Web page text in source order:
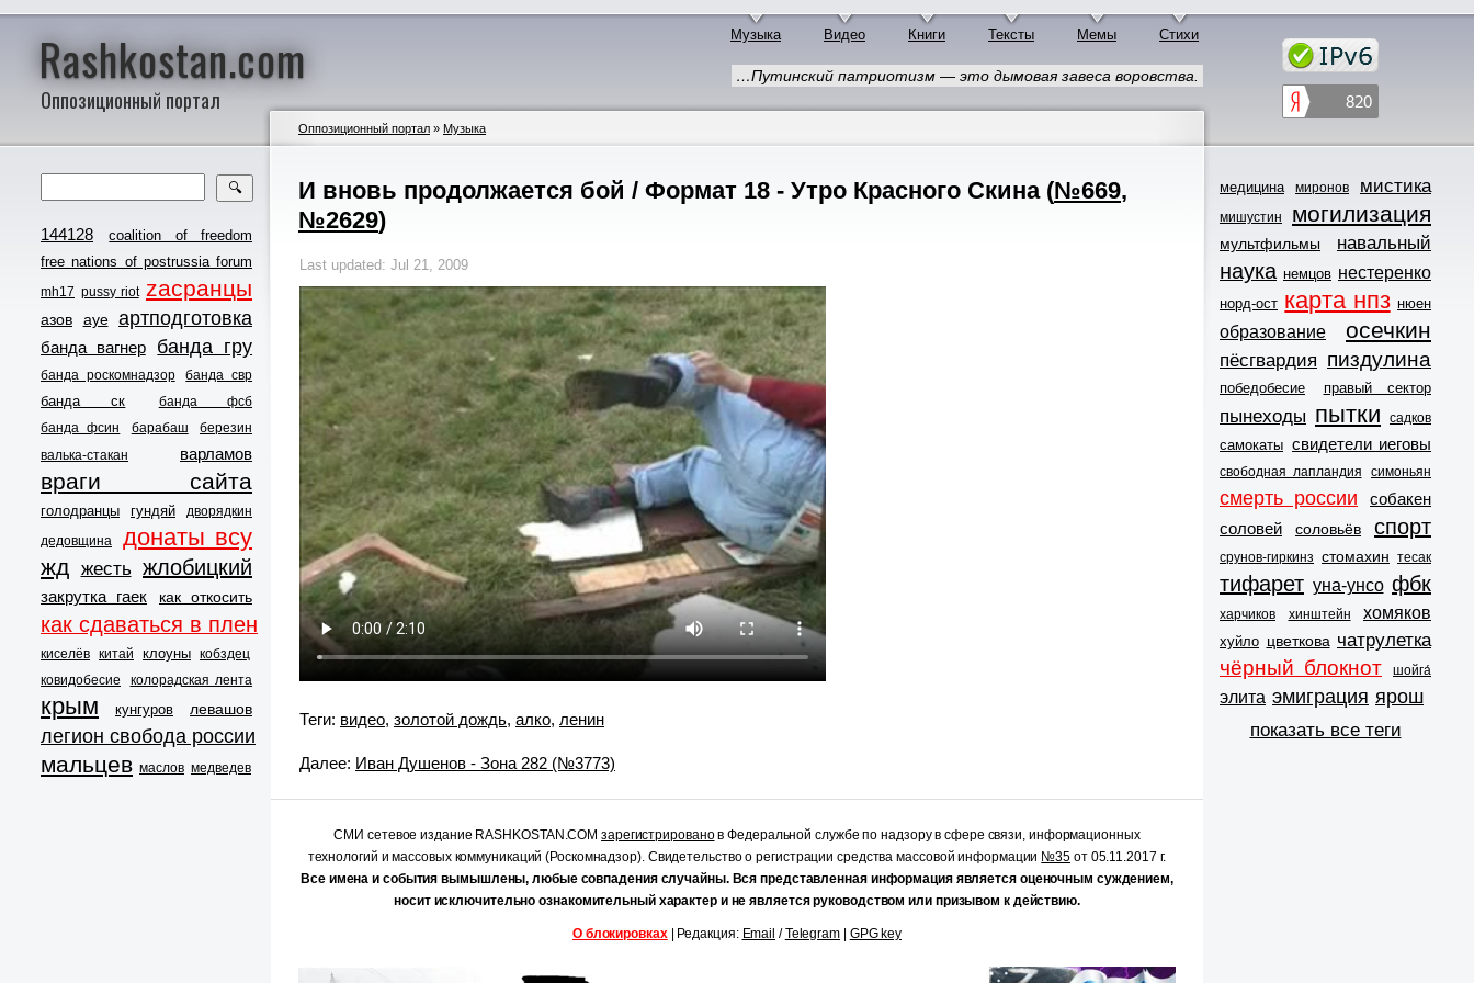
Rashkostan.com
Оппозиционный портал
Музыка Видео Книги Тексты Мемы Стихи
🔍
144128
coalition of freedom
free nations of postrussia forum
mh17 pussy riot zасранцы
азов ауе артподготовка
банда вагнер банда гру
банда роскомнадзор банда свр
банда ск
банда фсб
банда фсин
барабаш
березин
валька-стакан
варламов
враги сайта
голодранцы гундяй
дворядкин
дедовщина
донаты всу
жд жесть жлобицкий
закрутка гаек как откосить
как сдаваться в плен
киселёв китай клоуны кобздец
ковидобесие
колорадская лента
крым кунгуров левашов
легион свобода россии
мальцев маслов медведев
…Путинский патриотизм — это дымовая завеса воровства.
Оппозиционный портал » Музыка
И вновь продолжается бой / Формат 18 - Утро Красного Cкинa (№669,
№2629)
Last updated: Jul 21, 2009
Теги: видео, золотой дождь, алко, ленин
Далее: Иван Душенов - Зона 282 (№3773)
СМИ сетевое издание RASHKOSTAN.COMзарегистрированов Федеральной службе по надзору в сфере связи, информационных
технологий и массовых коммуникаций (Роскомнадзор). Свидетельство о регистрации средства массовой информации №35от 05.11.2017 г.
Все имена и события вымышлены, любые совпадения случайны. Вся представленная информация является оценочным суждением,
носит исключительно ознакомительный характер и не является руководством или призывом к действию.
О блокировках| Редакция: Email /Telegram| GPG key
медицина миронов мистика
мишустин могилизация
мультфильмы навальный
наука немцов нестеренко
норд-ост карта нпз нюен
образование осечкин
пёсгвардия пиздулина
победобесие правый сектор
пынеходы пытки садков
самокаты свидетели иеговы
свободная лапландия симоньян
смерть россии
собакен
соловей
соловьёв спорт
срунов-гиркинз стомахин тесак
тифарет уна-унсо фбк
харчиков хинштейн хомяков
хуйло цветкова чатрулетка
чёрный блокнот шойга́
элита эмиграция ярош
показать все теги